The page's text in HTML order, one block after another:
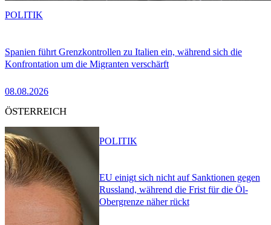
Spanien führt Grenzkontrollen zu Italien ein, während sich die
Konfrontation um die Migranten verschärft
08.08.2026
POLITIK
ÖSTERREICH
EU einigt sich nicht auf Sanktionen gegen
Russland, während die Frist für die Öl-
Obergrenze näher rückt
POLITIK